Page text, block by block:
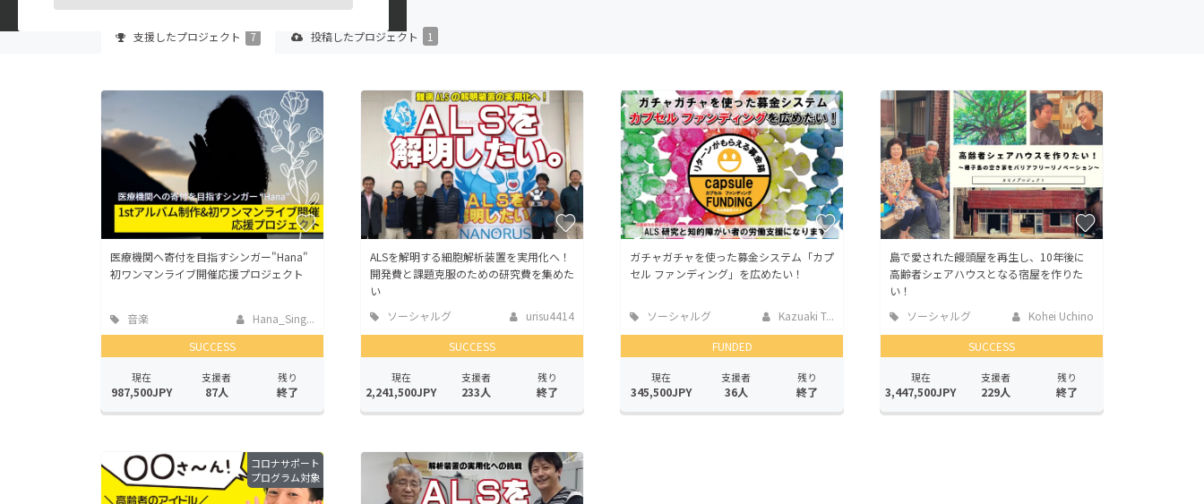
まちづくり・地域活性化
CAMPFIREふるさと納税
machi-ya コミュニティ
支援したプロジェクト 7 投稿したプロジェクト 1
医療機関へ寄付を目指すシンガー"Hana"
初ワンマンライブ開催応援プロジェクト
音楽
Hana_Sing...
SUCCESS
現在
987,500JPY
支援者
87人
残り
終了
ALSを解明する細胞解析装置を実用化へ！
開発費と課題克服のための研究費を集めた
い
ソーシャルグ
ッド
urisu4414
SUCCESS
現在
2,241,500JPY
支援者
233人
残り
終了
ガチャガチャを使った募金システム「カプ
セル ファンディング」を広めたい！
ソーシャルグ
ッド
Kazuaki T...
FUNDED
現在
345,500JPY
支援者
36人
残り
終了
島で愛された饅頭屋を再生し、10年後に
高齢者シェアハウスとなる宿屋を作りた
い！
ソーシャルグ
ッド
Kohei Uchino
SUCCESS
現在
3,447,500JPY
支援者
229人
残り
終了
コロナサポート
プログラム対象